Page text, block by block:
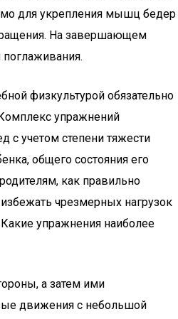
для укрепления мышц бедер
На завершающем
физкультурой обязательно
упражнений
с учетом степени тяжести
общего состояния его
как правильно
чрезмерных нагрузок
упражнения наиболее
а затем ими
движения с небольшой